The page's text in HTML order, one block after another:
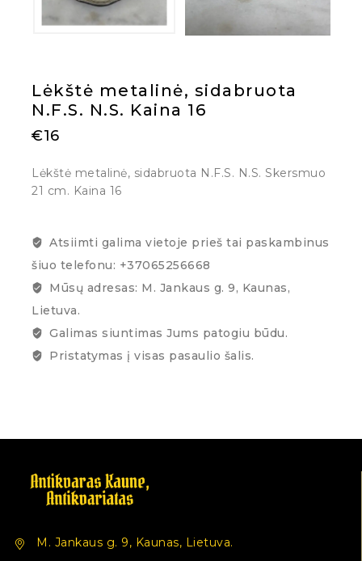
Lėkštė metalinė, sidabruota
N.F.S. N.S. Kaina 16
€16
Lėkštė metalinė, sidabruota N.F.S. N.S. Skersmuo
21 cm. Kaina 16
Atsiimti galima vietoje prieš tai paskambinus
šiuo telefonu: +37065256668
Mūsų adresas: M. Jankaus g. 9, Kaunas,
Lietuva.
Galimas siuntimas Jums patogiu būdu.
Pristatymas į visas pasaulio šalis.
M. Jankaus g. 9, Kaunas, Lietuva.